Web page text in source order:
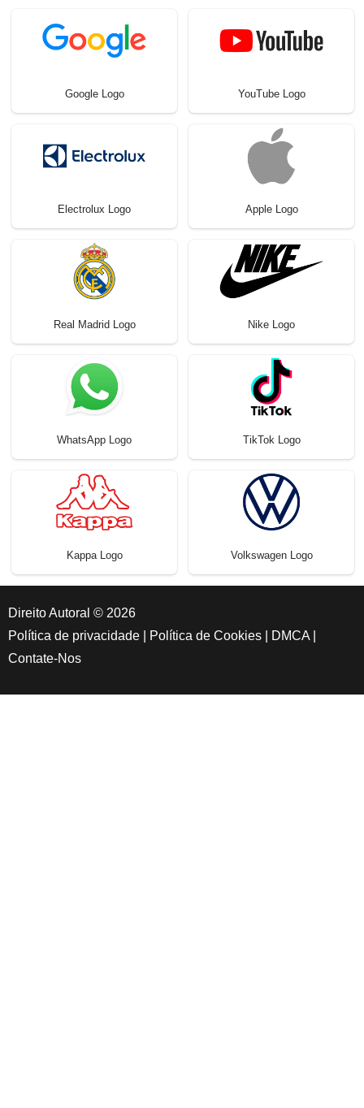
Google Logo YouTube Logo
Electrolux Logo Apple Logo
Real Madrid Logo Nike Logo
WhatsApp Logo TikTok Logo
Kappa Logo Volkswagen Logo
Direito Autoral © 2026
Política de privacidade
Política de Cookies DMCA
Contate-Nos